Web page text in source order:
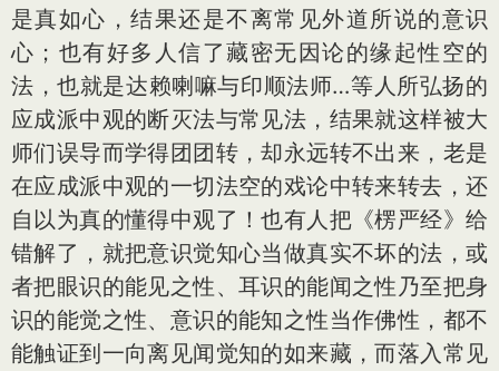
是真如心，结果还是不离常见外道所说的意识
心；也有好多人信了藏密无因论的缘起性空的
法，也就是达赖喇嘛与印顺法师…等人所弘扬的
应成派中观的断灭法与常见法，结果就这样被大
师们误导而学得团团转，却永远转不出来，老是
在应成派中观的一切法空的戏论中转来转去，还
自以为真的懂得中观了！也有人把《楞严经》给
错解了，就把意识觉知心当做真实不坏的法，或
者把眼识的能见之性、耳识的能闻之性乃至把身
识的能觉之性、意识的能知之性当作佛性，都不
能触证到一向离见闻觉知的如来藏，而落入常见